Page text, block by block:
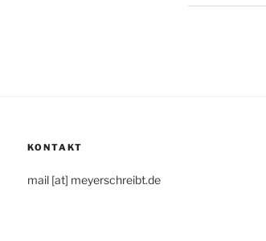
KONTAKT
mail [at] meyerschreibt.de